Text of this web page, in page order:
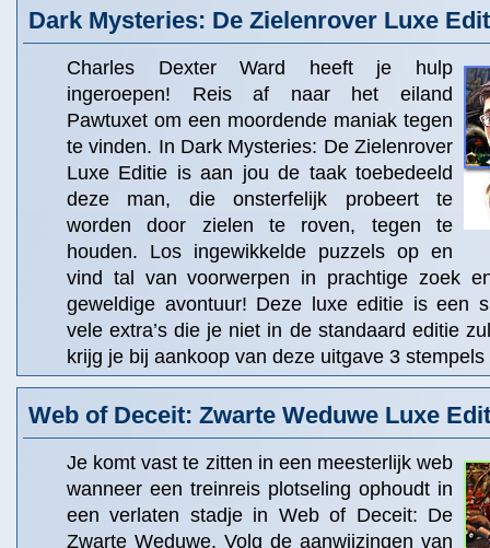
Dark Mysteries: De Zielenrover Luxe
Charles Dexter Ward heeft je hulp
ingeroepen! Reis af naar het eiland
Pawtuxet om een moordende maniak tegen
te vinden. In Dark Mysteries: De Zielenrover
Luxe Editie is aan jou de taak toebedeeld
deze man, die onsterfelijk probeert te
worden door zielen te roven, tegen te
houden. Los ingewikkelde puzzels op en
vind tal van voorwerpen in prachtige zoek
geweldige avontuur! Deze luxe editie is een
vele extra’s die je niet in de standaard editie
krijg je bij aankoop van deze uitgave 3
Web of Deceit: Zwarte Weduwe Luxe
Je komt vast te zitten in een meesterlijk web
wanneer een treinreis plotseling ophoudt in
een verlaten stadje in Web of Deceit: De
Zwarte Weduwe. Volg de aanwijzingen van